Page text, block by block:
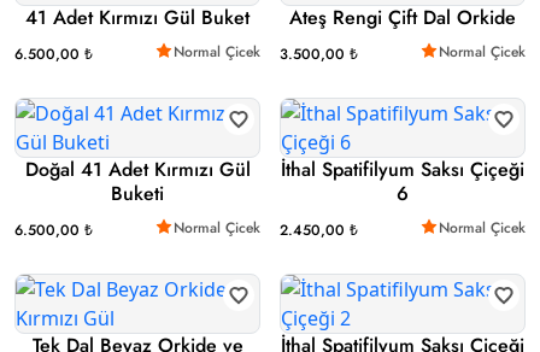
41 Adet Kırmızı Gül Buket
6.500,00 ₺ Normal Çicek
Ateş Rengi Çift Dal Orkide
3.500,00 ₺ Normal Çicek
Doğal 41 Adet Kırmızı Gül
Buketi
6.500,00 ₺ Normal Çicek
İthal Spatifilyum Saksı Çiçeği
6
2.450,00 ₺ Normal Çicek
Tek Dal Beyaz Orkide ve İthal Spatifilyum Saksı Çiçeği